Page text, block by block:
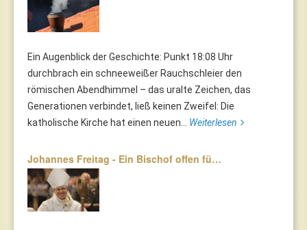
Ein Augenblick der Geschichte: Punkt 18:08 Uhr
durchbrach ein schneeweißer Rauchschleier den
römischen Abendhimmel – das uralte Zeichen, das
Generationen verbindet, ließ keinen Zweifel: Die
katholische Kirche hat einen neuen... Weiterlesen
Johannes Freitag - Ein Bischof offen fü…